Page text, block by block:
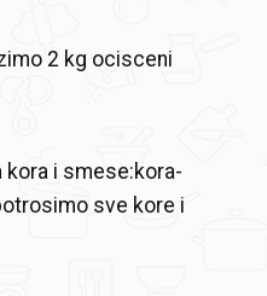
2 kg ocisceni
i smese:kora-
sve kore i